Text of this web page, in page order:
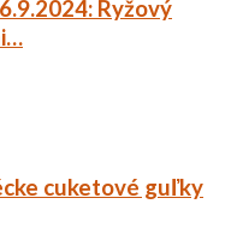
Ryžový
cuketové guľky